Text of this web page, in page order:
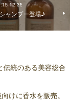
12:35
ャンプー登場♪
伝統のある美容総合
けに香水を販売。